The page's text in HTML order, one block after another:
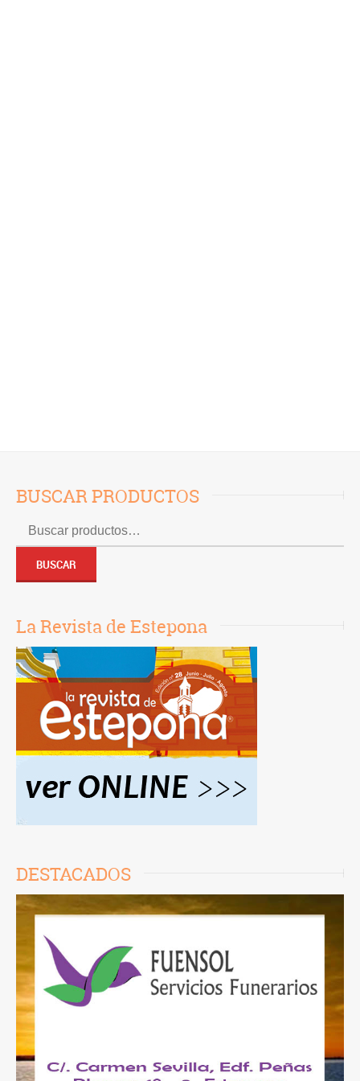
BUSCAR PRODUCTOS
Buscar
por:
BUSCAR
La Revista de Estepona
DESTACADOS